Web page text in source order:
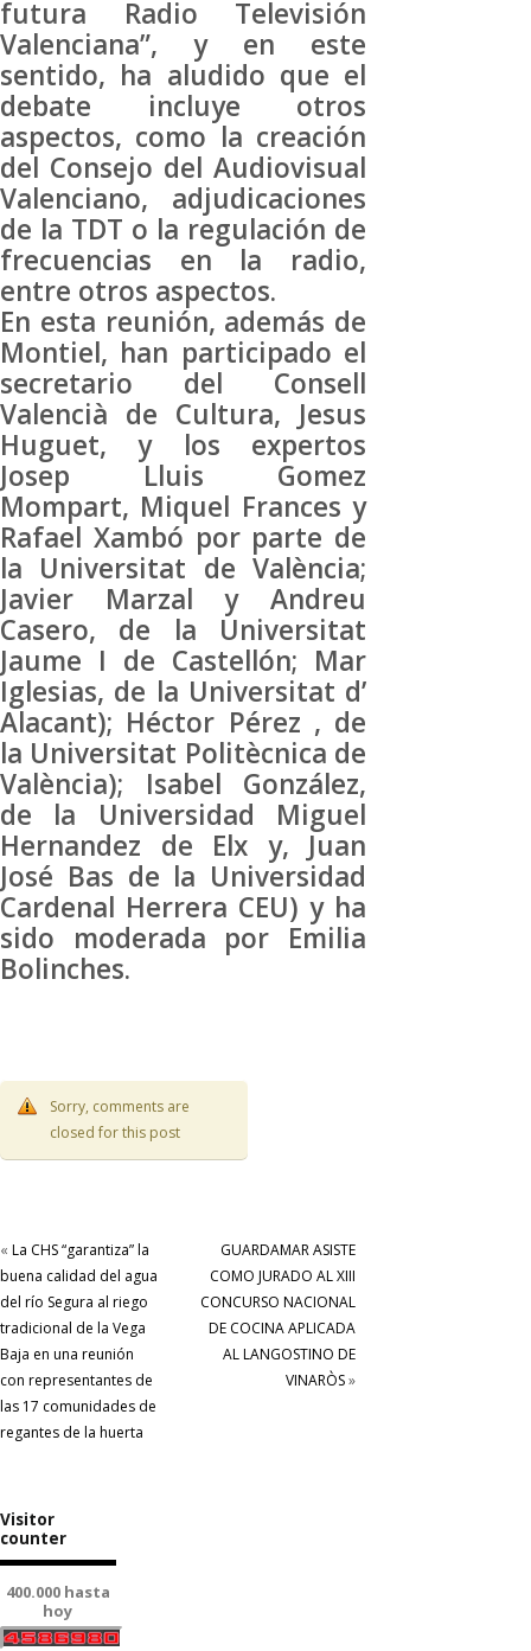
futura Radio Televisión
Valenciana”, y en este
sentido, ha aludido que el
debate incluye otros
aspectos, como la creación
del Consejo del Audiovisual
Valenciano, adjudicaciones
de la TDT o la regulación de
frecuencias en la radio,
entre otros aspectos.
En esta reunión, además de
Montiel, han participado el
secretario del Consell
Valencià de Cultura, Jesus
Huguet, y los expertos
Josep Lluis Gomez
Mompart, Miquel Frances y
Rafael Xambó por parte de
la Universitat de València;
Javier Marzal y Andreu
Casero, de la Universitat
Jaume I de Castellón; Mar
Iglesias, de la Universitat d’
Alacant); Héctor Pérez , de
la Universitat Politècnica de
València); Isabel González,
de la Universidad Miguel
Hernandez de Elx y, Juan
José Bas de la Universidad
Cardenal Herrera CEU) y ha
sido moderada por Emilia
Bolinches.
Sorry, comments are
closed for this post
« La CHS “garantiza” la
buena calidad del agua
del río Segura al riego
tradicional de la Vega
Baja en una reunión
con representantes de
las 17 comunidades de
regantes de la huerta
GUARDAMAR ASISTE
COMO JURADO AL XIII
CONCURSO NACIONAL
DE COCINA APLICADA
AL LANGOSTINO DE
VINARÒS»
Visitor
counter
400.000 hasta
hoy